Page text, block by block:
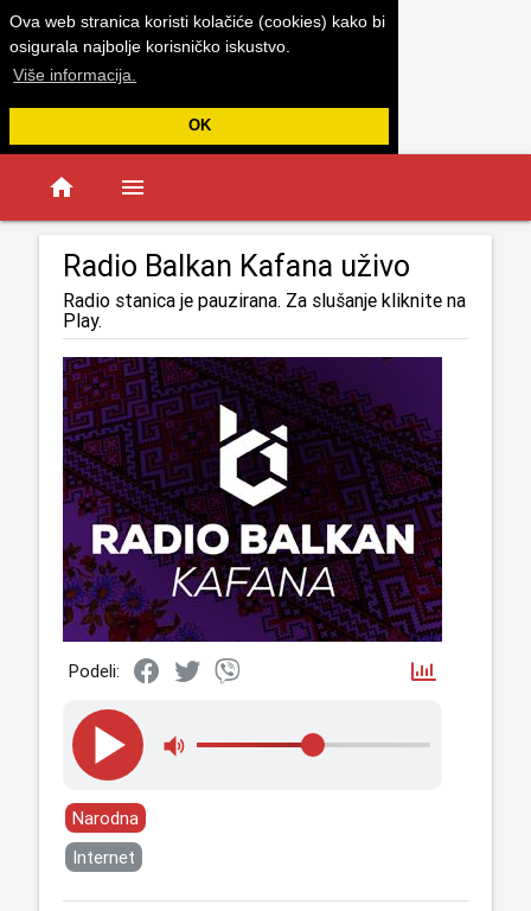
Ova web stranica koristi kolačiće (cookies) kako bi
osigurala najbolje korisničko iskustvo.
Više informacija.
OK
home menu
Radio Balkan Kafana uživo
Radio stanica je pauzirana. Za slušanje kliknite na
Play.
Podeli:
Narodna
Internet